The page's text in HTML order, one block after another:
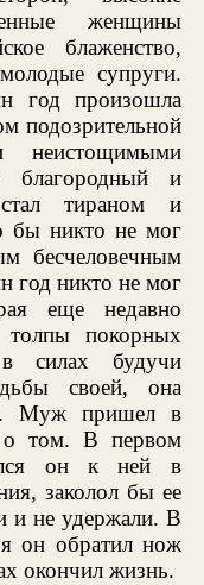
женщины
блаженство,
супруги.
год произошла
подозрительной
неистощимыми
благородный и
тираном и
бы никто не мог
бесчеловечным
год никто не мог
еще недавно
толпы покорных
силах будучи
своей, она
Муж пришел в
о том. В первом
он к ней в
заколол бы ее
и не удержали. В
он обратил нож
окончил жизнь.